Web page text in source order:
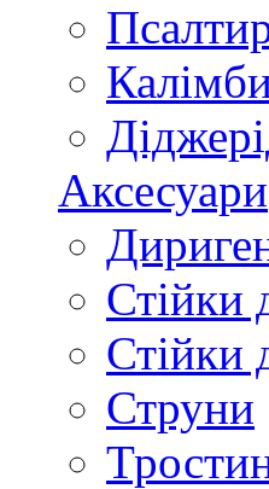
Аксесуари
Стійки
Стійки
Струни